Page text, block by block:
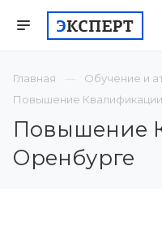
Главная
Обучение и
Повышение
Повышение
Оренбурге